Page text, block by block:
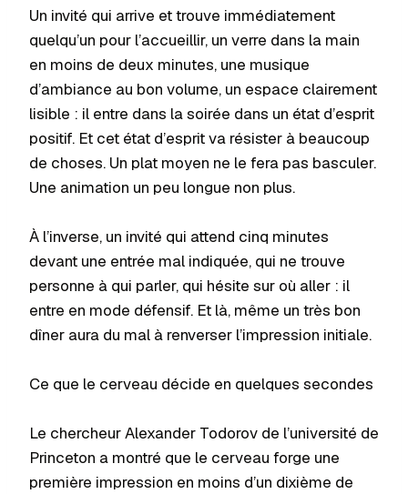
Un invité qui arrive et trouve immédiatement
quelqu’un pour l’accueillir, un verre dans la main
en moins de deux minutes, une musique
d’ambiance au bon volume, un espace clairement
lisible : il entre dans la soirée dans un état d’esprit
positif. Et cet état d’esprit va résister à beaucoup
de choses. Un plat moyen ne le fera pas basculer.
Une animation un peu longue non plus.
À l’inverse, un invité qui attend cinq minutes
devant une entrée mal indiquée, qui ne trouve
personne à qui parler, qui hésite sur où aller : il
entre en mode défensif. Et là, même un très bon
dîner aura du mal à renverser l’impression initiale.
Ce que le cerveau décide en quelques secondes
Le chercheur Alexander Todorov de l’université de
Princeton a montré que le cerveau forge une
première impression en moins d’un dixième de